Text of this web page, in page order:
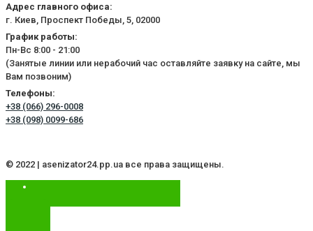
Адрес главного офиса:
г. Киев, Проспект Победы, 5, 02000
График работы:
Пн-Вс 8:00 - 21:00
(Занятые линии или нерабочий час оставляйте заявку на сайте, мы
Вам позвоним)
Телефоны:
+38 (066) 296-0008
+38 (098) 0099-686
© 2022 | asenizator24.pp.ua все права защищены.